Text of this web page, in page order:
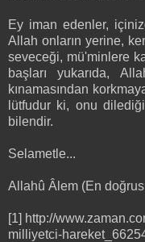
Ey iman edenler,
Allah onların yerine,
seveceği, mü'minlere
başları yukarıda,
kınamasından
lütfudur ki, onu
bilendir.
Selametle...
Allahû Âlem (En
[1] http://
milliyetci-